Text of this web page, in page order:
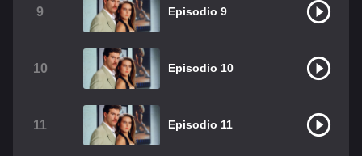
9 Episodio 9
10 Episodio 10
11 Episodio 11